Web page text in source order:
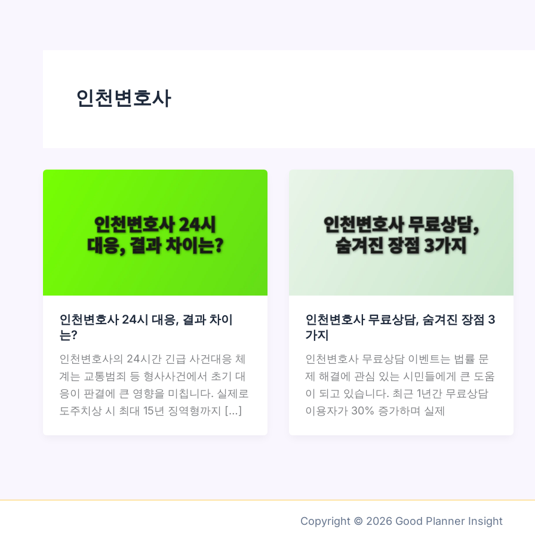
인천변호사
인천변호사 24시 대응, 결과 차이
는?
인천변호사의 24시간 긴급 사건대응 체
계는 교통범죄 등 형사사건에서 초기 대
응이 판결에 큰 영향을 미칩니다. 실제로
도주치상 시 최대 15년 징역형까지 […]
인천변호사 무료상담, 숨겨진 장점 3
가지
인천변호사 무료상담 이벤트는 법률 문
제 해결에 관심 있는 시민들에게 큰 도움
이 되고 있습니다. 최근 1년간 무료상담
이용자가 30% 증가하며 실제
Copyright © 2026 Good Planner Insight